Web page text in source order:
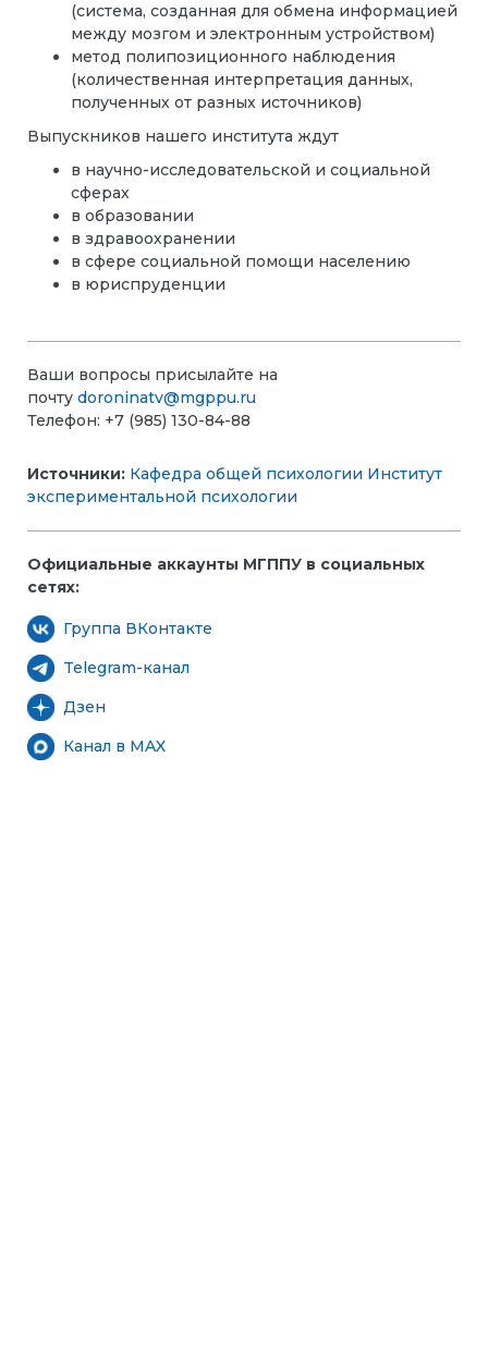
(система, созданная для обмена информацией
между мозгом и электронным устройством)
метод полипозиционного наблюдения
(количественная интерпретация данных,
полученных от разных источников)
Выпускников нашего института ждут
в научно-исследовательской и социальной
сферах
в образовании
в здравоохранении
в сфере социальной помощи населению
в юриспруденции
Ваши вопросы присылайте на
почту doroninatv@mgppu.ru
Телефон: +7 (985) 130-84-88
Источники: Кафедра общей психологии Институт
экспериментальной психологии
Официальные аккаунты МГППУ в социальных
сетях:
Группа ВКонтакте
Telegram-канал
Дзен
Канал в MAX